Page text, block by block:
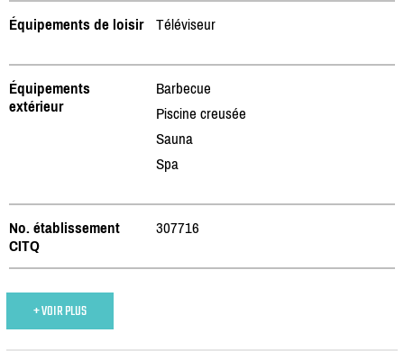
Équipements de loisir Téléviseur
Équipements
extérieur
Barbecue
Piscine creusée
Sauna
Spa
No. établissement
CITQ
307716
+ VOIR PLUS